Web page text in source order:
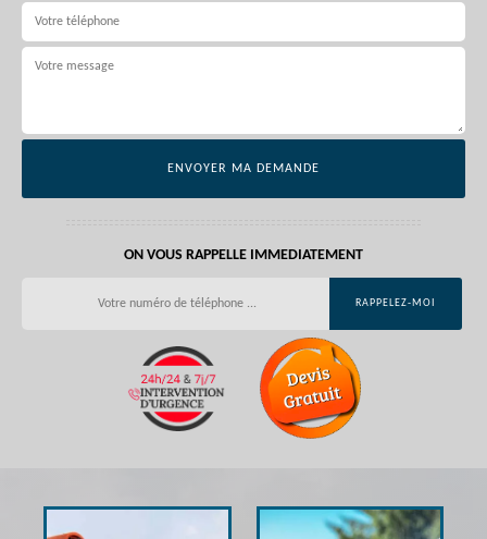
ON VOUS RAPPELLE IMMEDIATEMENT